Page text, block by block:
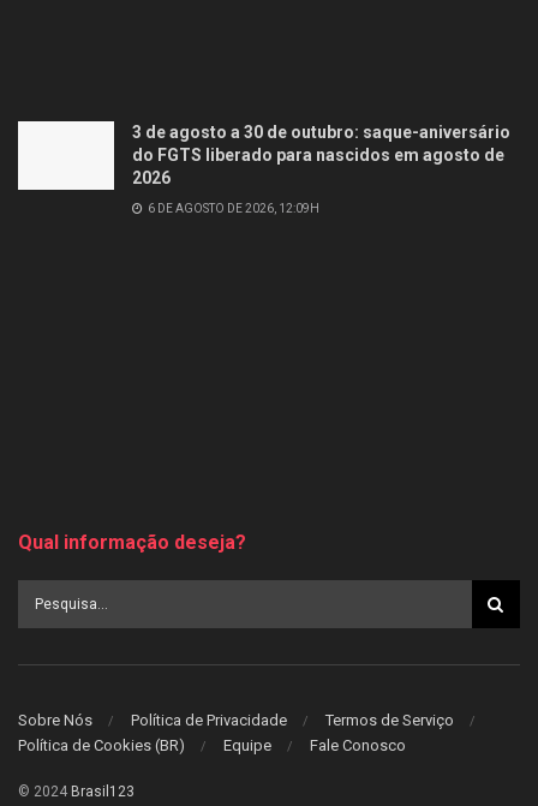
3 de agosto a 30 de outubro: saque-aniversário
do FGTS liberado para nascidos em agosto de
2026
6 DE AGOSTO DE 2026, 12:09H
Qual informação deseja?
Sobre Nós Política de Privacidade
Termos de Serviço
Política de Cookies (BR)
Equipe Fale Conosco
© 2024 Brasil123